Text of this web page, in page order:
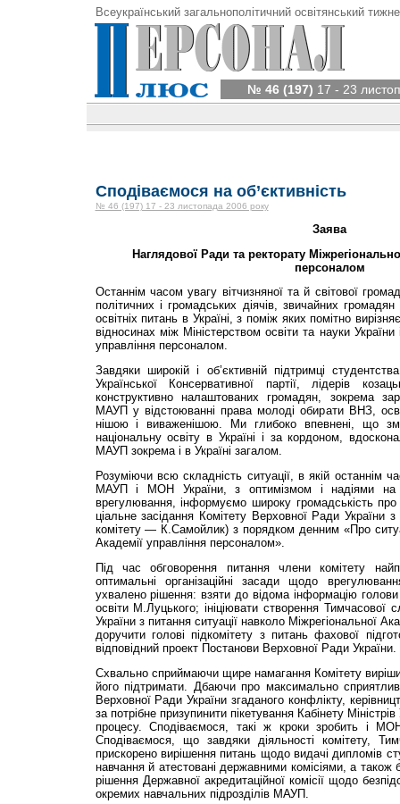
Всеукраїнський загальнополітичний освітянський
№ 46 (197) 17 - 23
Сподіваємося на об’єктивність
№ 46 (197) 17 - 23 листопада 2006 року
Заява
Наглядової Ради та ректорату
персоналом
Останнім часом увагу вітчизняної та й світової
політичних і громадських діячів, звичайних
освітніх питань в Україні, з поміж яких помітно
відносинах між Міністерством освіти та науки
управління персоналом.
Завдяки широкій і об’єк­тивній підтримці
Української Консервативної партії, лідерів
конструктивно налаштованих громадян, зокрема
МАУП у відстоюванні права молоді обирати ВНЗ,
нішою і виваженішою. Ми глибоко впевнені, що
національну освіту в Україні і за кордоном,
МАУП зокрема і в Україні загалом.
Розуміючи всю складність ситуації, в якій останнім
МАУП і МОН України, з оптимізмом і надіями на
врегулювання, інформуємо широку громадськість
ціальне засідання Комітету Верховної Ради України
комітету — К.Самойлик) з порядком денним «Про
Академії управління персоналом».
Під час обговорення питання члени комітету
оптимальні організаційні засади щодо
ухвалено рішення: взяти до відома інформацію
освіти М.Луцького; ініціювати створення Тимчасової
України з питання ситуації навколо Міжрегіональної
доручити голові підкомітету з питань фахової
відповідний проект Постанови Верховної Ради України.
Схвально сприймаючи щире намагання Комітету
його підтримати. Дбаючи про максимально
Верховної Ради України згаданого конфлікту,
за потрібне призупинити пікетування Кабінету Міністрів
процесу. Сподіваємося, такі ж кроки зробить і
Сподіваємося, що завдяки діяльності комітету,
прискорено вирішення питань щодо видачі дипломів
навчання й атестовані державними комісіями, а також
рішення Державної акредитаційної комісії щодо
окремих навчальних підрозділів МАУП.